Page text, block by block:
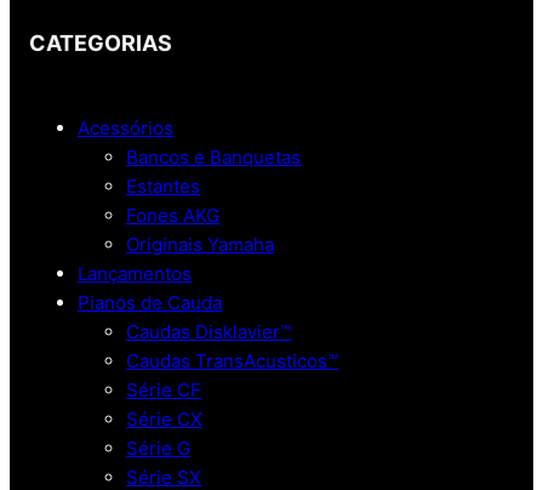
CATEGORIAS
Acessórios
Bancos e Banquetas
Estantes
Fones AKG
Originais Yamaha
Lançamentos
Pianos de Cauda
Caudas Disklavier™
Caudas TransAcusticos™
Série CF
Série CX
Série G
Série SX